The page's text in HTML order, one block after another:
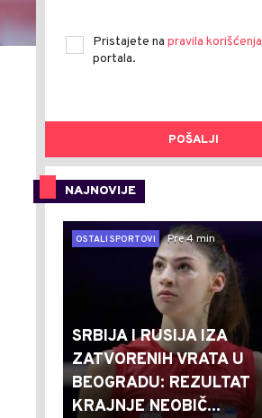
Pristajete na pravila korišćenja
portala.
POŠALJI
NAJNOVIJE
OSTALI SPORTOVI
Pre 4 min
SRBIJA I RUSIJA IZA
ZATVORENIH VRATA U
BEOGRADU: REZULTAT
KRAJNJE NEOBIČ...